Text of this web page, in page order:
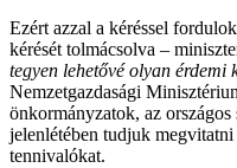
Ezért azzal a kéréssel
kérését tolmácsolva –
tegyen lehetővé olyan érdemi
Nemzetgazdasági
önkormányzatok, az
jelenlétében tudjuk megvitatni
tennivalókat.